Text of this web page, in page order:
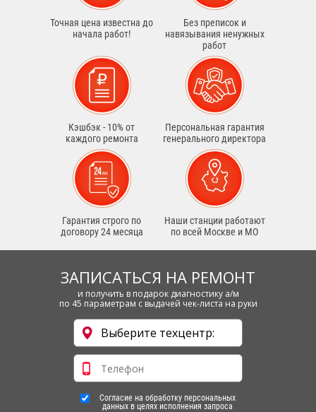
Точная цена известна до
начала работ!
Без преписок и
навязывания ненужных
работ
Кэшбэк - 10% от
каждого ремонта
Персональная гарантия
генерального директора
Гарантия строго по
договору 24 месяца
Наши станции работают
по всей Москве и МО
ЗАПИСАТЬСЯ НА РЕМОНТ
и получить в подарок диагностику а/м
по 45 параметрам с выдачей чек-листа на руки
Согласие на обработку персональных
данных в целях исполнения запроса